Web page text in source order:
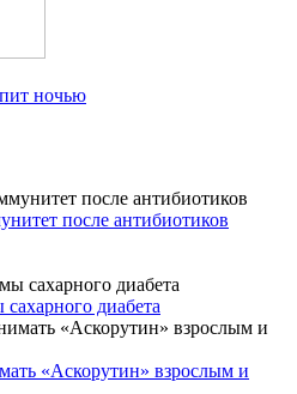
ночью
после антибиотиков
диабета
«Аскорутин» взрослым и